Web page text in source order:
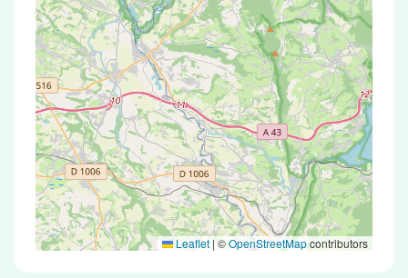
Leaflet | ©OpenStreetMapcontributors